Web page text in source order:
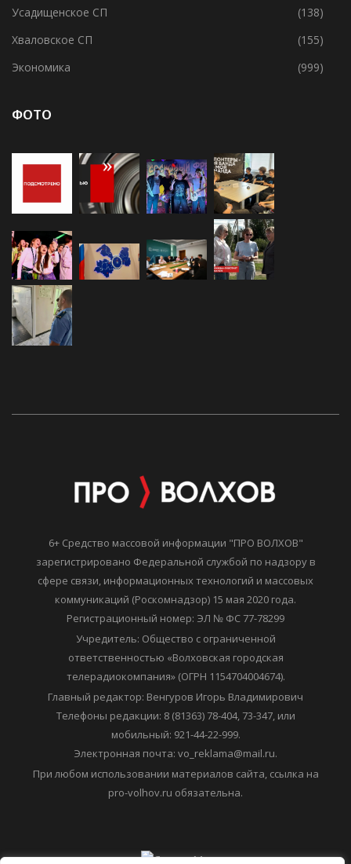
Спорт
(1 007)
Усадищенское СП
(138)
Хваловское СП
(155)
6+ Средство массовой информации "ПРО ВОЛХОВ"
зарегистрировано Федеральной службой по надзору в
сфере связи, информационных технологий и массовых
коммуникаций (Роскомнадзор) 15 мая 2020 года.
Регистрационный номер: ЭЛ № ФС 77-78299
Учредитель: Общество с ограниченной
ответственностью «Волховская городская
телерадиокомпания» (ОГРН 1154704004674).
Главный редактор: Венгуров Игорь Владимирович
Телефоны редакции: 8 (81363) 78-404, 73-347, или
Электронная почта: vo_reklama@mail.ru.